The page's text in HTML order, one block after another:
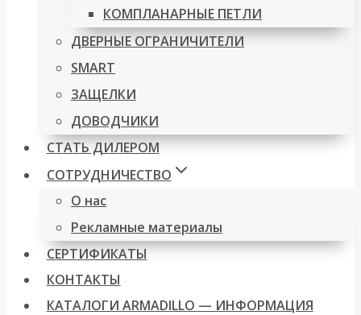
КОМПЛАНАРНЫЕ ПЕТЛИ
ДВЕРНЫЕ ОГРАНИЧИТЕЛИ
SMART
ЗАЩЕЛКИ
ДОВОДЧИКИ
СТАТЬ ДИЛЕРОМ
СОТРУДНИЧЕСТВО
О нас
Рекламные материалы
СЕРТИФИКАТЫ
КОНТАКТЫ
КАТАЛОГИ ARMADILLO — ИНФОРМАЦИЯ